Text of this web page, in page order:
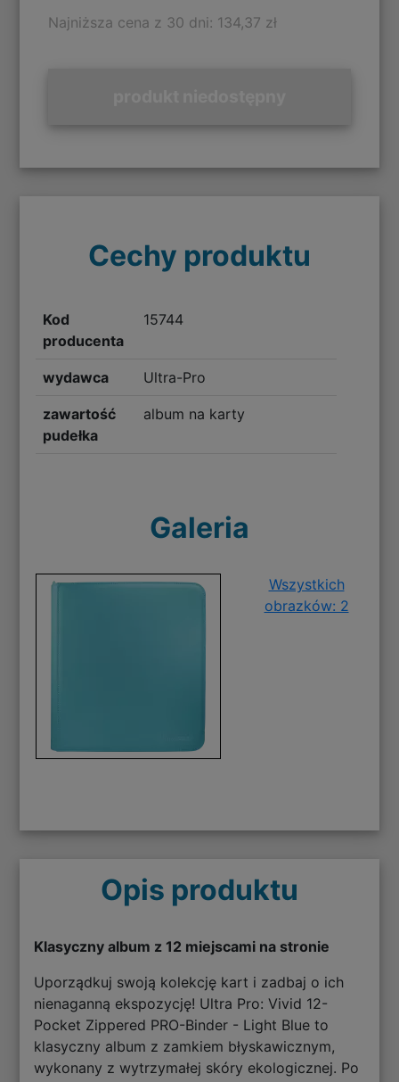
Najniższa cena z 30 dni: 134,37 zł
Cechy produktu
Kod
producenta
15744
wydawca Ultra-Pro
zawartość
pudełka
album na karty
Galeria
Wszystkich
obrazków: 2
Opis produktu
Klasyczny album z 12 miejscami na stronie
Uporządkuj swoją kolekcję kart i zadbaj o ich
nienaganną ekspozycję! Ultra Pro: Vivid 12-
Pocket Zippered PRO-Binder - Light Blue to
klasyczny album z zamkiem błyskawicznym,
wykonany z wytrzymałej skóry ekologicznej. Po